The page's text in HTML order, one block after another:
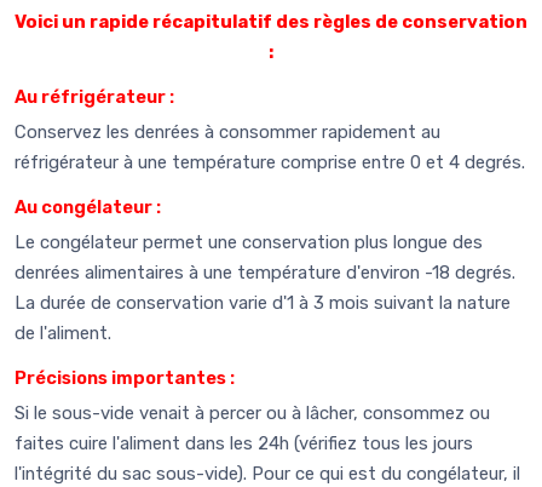
Voici un rapide récapitulatif des règles de conservation
:
Au réfrigérateur :
Conservez les denrées à consommer rapidement au
réfrigérateur à une température comprise entre 0 et 4 degrés.
Au congélateur :
Le congélateur permet une conservation plus longue des
denrées alimentaires à une température d'environ -18 degrés.
La durée de conservation varie d'1 à 3 mois suivant la nature
de l'aliment.
Précisions importantes :
Si le sous-vide venait à percer ou à lâcher, consommez ou
faites cuire l'aliment dans les 24h (vérifiez tous les jours
l'intégrité du sac sous-vide). Pour ce qui est du congélateur, il